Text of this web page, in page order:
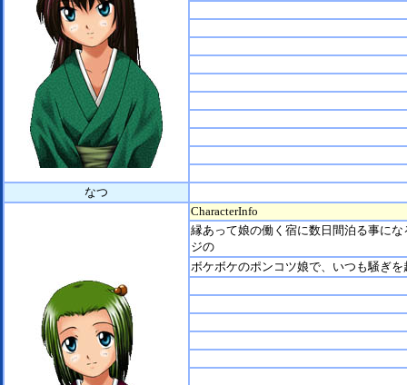
なつ
CharacterInfo
縁あって娘の働く宿に数日間泊る事に
ジの
ボケボケのポンコツ娘で、いつも騒ぎ